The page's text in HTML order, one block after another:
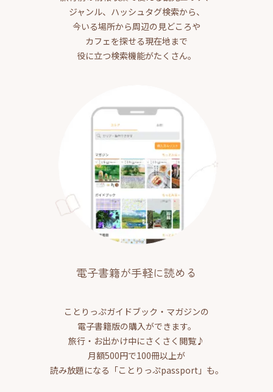
ジャンル、ハッシュタグ検索から、
今いる場所から周辺の見どころや
カフェを探せる現在地まで
役に立つ検索機能がたくさん。
電子書籍が手軽に読める
ことりっぷガイドブック・マガジンの
電子書籍版の購入ができます。
旅行・お出かけ中にさくさく閲覧♪
月額500円で100冊以上が
読み放題になる「ことりっぷpassport」も。